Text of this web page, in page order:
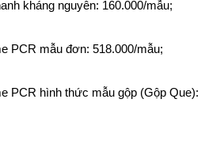
kháng nguyên: 160.000/mẫu;
PCR mẫu đơn: 518.000/mẫu;
PCR hình thức mẫu gộp (Gộp Que):